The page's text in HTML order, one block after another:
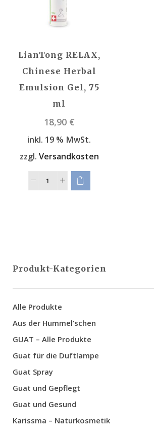
LianTong RELAX,
Chinese Herbal
Emulsion Gel, 75
ml
18,90 €
inkl. 19 % MwSt.
zzgl. Versandkosten
Example Title
Produkt-Kategorien
Alle Produkte
Aus der Hummel’schen
GUAT – Alle Produkte
Guat für die Duftlampe
Guat Spray
Guat und Gepflegt
Guat und Gesund
Karissma – Naturkosmetik